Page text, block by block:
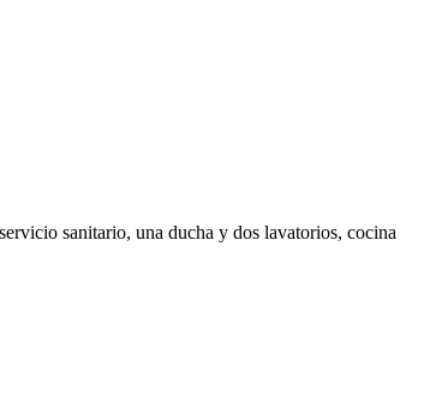
sanitario, una ducha y dos lavatorios, cocina